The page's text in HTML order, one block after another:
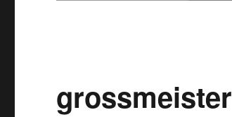
grossmeister